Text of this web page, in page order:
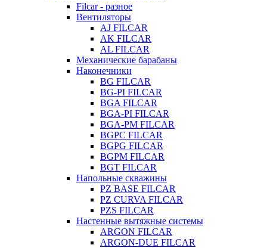
Filcar - разное
Вентиляторы
AJ FILCAR
AK FILCAR
AL FILCAR
Механические барабаны
Наконечники
BG FILCAR
BG-PI FILCAR
BGA FILCAR
BGA-PI FILCAR
BGA-PM FILCAR
BGPC FILCAR
BGPG FILCAR
BGPM FILCAR
BGT FILCAR
Напольные скважины
PZ BASE FILCAR
PZ CURVA FILCAR
PZS FILCAR
Настенные вытяжные системы
ARGON FILCAR
ARGON-DUE FILCAR